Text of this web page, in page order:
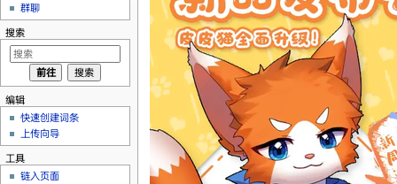
群聊
搜索
编辑
快速创建词条
上传向导
工具
链入页面